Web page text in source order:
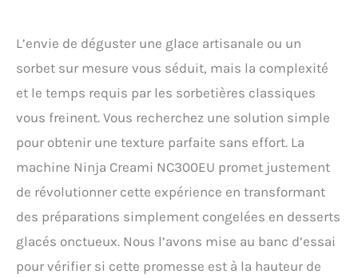
L’envie de déguster une glace artisanale ou un
sorbet sur mesure vous séduit, mais la complexité
et le temps requis par les sorbetières classiques
vous freinent. Vous recherchez une solution simple
pour obtenir une texture parfaite sans effort. La
machine Ninja Creami NC300EU promet justement
de révolutionner cette expérience en transformant
des préparations simplement congelées en desserts
glacés onctueux. Nous l’avons mise au banc d’essai
pour vérifier si cette promesse est à la hauteur de